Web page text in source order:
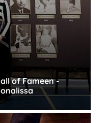
of Fameen -